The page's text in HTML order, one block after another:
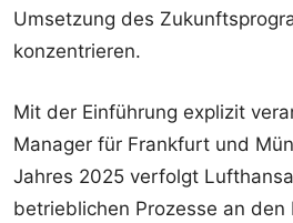
Umsetzung des
konzentrieren.
Mit der Einführung explizit
Manager für Frankfurt und
Jahres 2025 verfolgt
betrieblichen Prozesse an